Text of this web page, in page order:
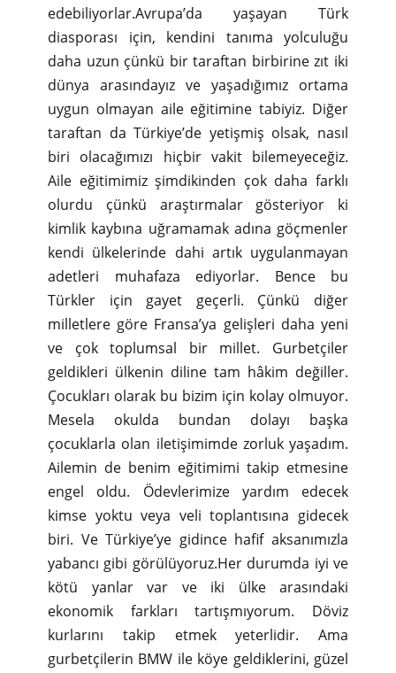
edebiliyorlar.Avrupa’da yaşayan Türk
diasporası için, kendini tanıma yolculuğu
daha uzun çünkü bir taraftan birbirine zıt iki
dünya arasındayız ve yaşadığımız ortama
uygun olmayan aile eğitimine tabiyiz. Diğer
taraftan da Türkiye’de yetişmiş olsak, nasıl
biri olacağımızı hiçbir vakit bilemeyeceğiz.
Aile eğitimimiz şimdikinden çok daha farklı
olurdu çünkü araştırmalar gösteriyor ki
kimlik kaybına uğramamak adına göçmenler
kendi ülkelerinde dahi artık uygulanmayan
adetleri muhafaza ediyorlar. Bence bu
Türkler için gayet geçerli. Çünkü diğer
milletlere göre Fransa’ya gelişleri daha yeni
ve çok toplumsal bir millet. Gurbetçiler
geldikleri ülkenin diline tam hâkim değiller.
Çocukları olarak bu bizim için kolay olmuyor.
Mesela okulda bundan dolayı başka
çocuklarla olan iletişimimde zorluk yaşadım.
Ailemin de benim eğitimimi takip etmesine
engel oldu. Ödevlerimize yardım edecek
kimse yoktu veya veli toplantısına gidecek
biri. Ve Türkiye’ye gidince hafif aksanımızla
yabancı gibi görülüyoruz.Her durumda iyi ve
kötü yanlar var ve iki ülke arasındaki
ekonomik farkları tartışmıyorum. Döviz
kurlarını takip etmek yeterlidir. Ama
gurbetçilerin BMW ile köye geldiklerini, güzel